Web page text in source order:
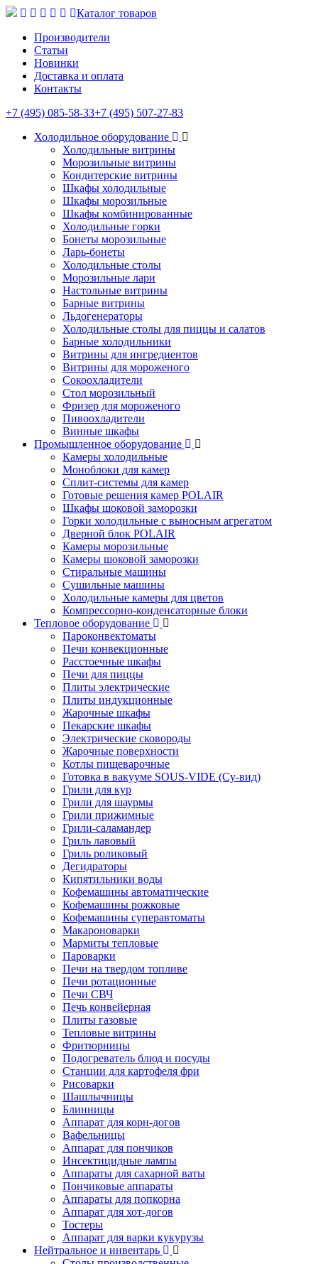
Каталог товаров
Производители
Статьи
Новинки
Доставка и оплата
Контакты
+7 (495) 085-58-33+7 (495) 507-27-83
Холодильное оборудование
Холодильные витрины
Морозильные витрины
Кондитерские витрины
Шкафы холодильные
Шкафы морозильные
Шкафы комбинированные
Холодильные горки
Бонеты морозильные
Ларь-бонеты
Холодильные столы
Морозильные лари
Настольные витрины
Барные витрины
Льдогенераторы
Холодильные столы для пиццы и салатов
Барные холодильники
Витрины для ингредиентов
Витрины для мороженого
Сокоохладители
Стол морозильный
Фризер для мороженого
Пивоохладители
Винные шкафы
Промышленное оборудование
Камеры холодильные
Моноблоки для камер
Сплит-системы для камер
Готовые решения камер POLAIR
Шкафы шоковой заморозки
Горки холодильные с выносным агрегатом
Дверной блок POLAIR
Камеры морозильные
Камеры шоковой заморозки
Стиральные машины
Сушильные машины
Холодильные камеры для цветов
Компрессорно-конденсаторные блоки
Тепловое оборудование
Пароконвектоматы
Печи конвекционные
Расстоечные шкафы
Печи для пиццы
Плиты электрические
Плиты индукционные
Жарочные шкафы
Пекарские шкафы
Электрические сковороды
Жарочные поверхности
Котлы пищеварочные
Готовка в вакууме SOUS-VIDE (Су-вид)
Грили для кур
Грили для шаурмы
Грили прижимные
Грили-саламандер
Гриль лавовый
Гриль роликовый
Дегидраторы
Кипятильники воды
Кофемашины автоматические
Кофемашины рожковые
Кофемашины суперавтоматы
Макароноварки
Мармиты тепловые
Пароварки
Печи на твердом топливе
Печи ротационные
Печи СВЧ
Печь конвейерная
Плиты газовые
Тепловые витрины
Фритюрницы
Подогреватель блюд и посуды
Станции для картофеля фри
Рисоварки
Шашлычницы
Блинницы
Аппарат для корн-догов
Вафельницы
Аппарат для пончиков
Инсектицидные лампы
Аппараты для сахарной ваты
Пончиковые аппараты
Аппараты для попкорна
Аппарат для хот-догов
Тостеры
Аппарат для варки кукурузы
Нейтральное и инвентарь